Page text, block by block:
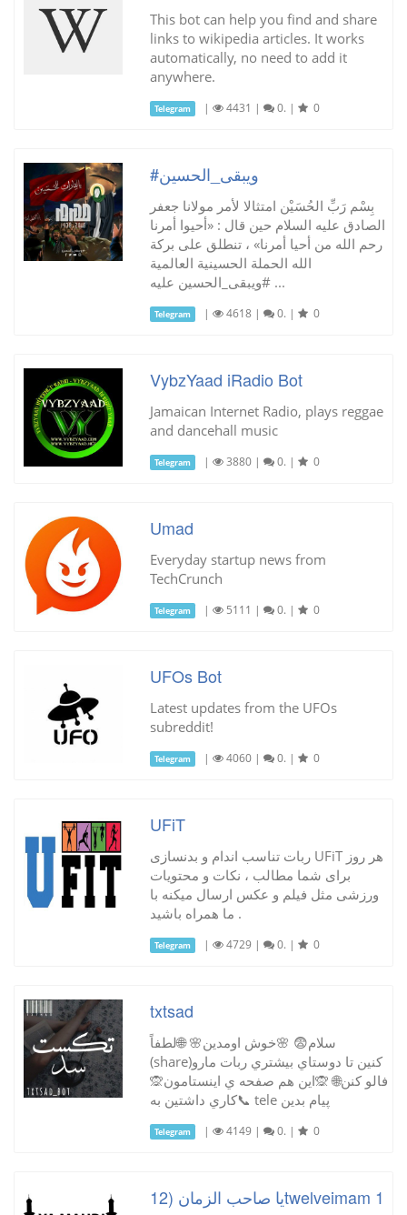
This bot can help you find and share
links to wikipedia articles. It works
automatically, no need to add it
anywhere.
Telegram | 4431 | 0. | 0
#ويبقى_الحسين
بِسْم رَبِّ الحُسَيْن امتثالا لأمر مولانا جعفر
الصادق عليه السلام حين قال : «أحيوا أمرنا
رحم الله من أحيا أمرنا» ، تنطلق على بركة
الله الحملة الحسينية العالمية
#ويبقى_الحسين عليه ...
Telegram | 4618 | 0. | 0
VybzYaad iRadio Bot
Jamaican Internet Radio, plays reggae
and dancehall music
Telegram | 3880 | 0. | 0
Umad
Everyday startup news from
TechCrunch
Telegram | 5111 | 0. | 0
UFOs Bot
Latest updates from the UFOs
subreddit!
Telegram | 4060 | 0. | 0
UFiT
ربات تناسب اندام و بدنسازی UFiT هر روز
برای شما مطالب ، نکات و محتویات
ورزشی مثل فیلم و عکس ارسال میکنه با
ما همراه باشید .
Telegram | 4729 | 0. | 0
txtsad
سلام😨 🌸خوش اومدين🌸 🌐لطفاً
(share)كنين تا دوستاي بيشتري ربات مارو
فالو كنن🌐 🙊اين هم صفحه ي اينستامون🙊
📞كاري داشتين به tele پيام بدين
Telegram | 4149 | 0. | 0
یا صاحب الزمان (12twelveimam 1